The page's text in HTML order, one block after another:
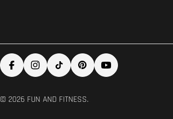
FacebookInstagram
TikTokPinterestYouTube
© 2026 FUN AND FITNESS.